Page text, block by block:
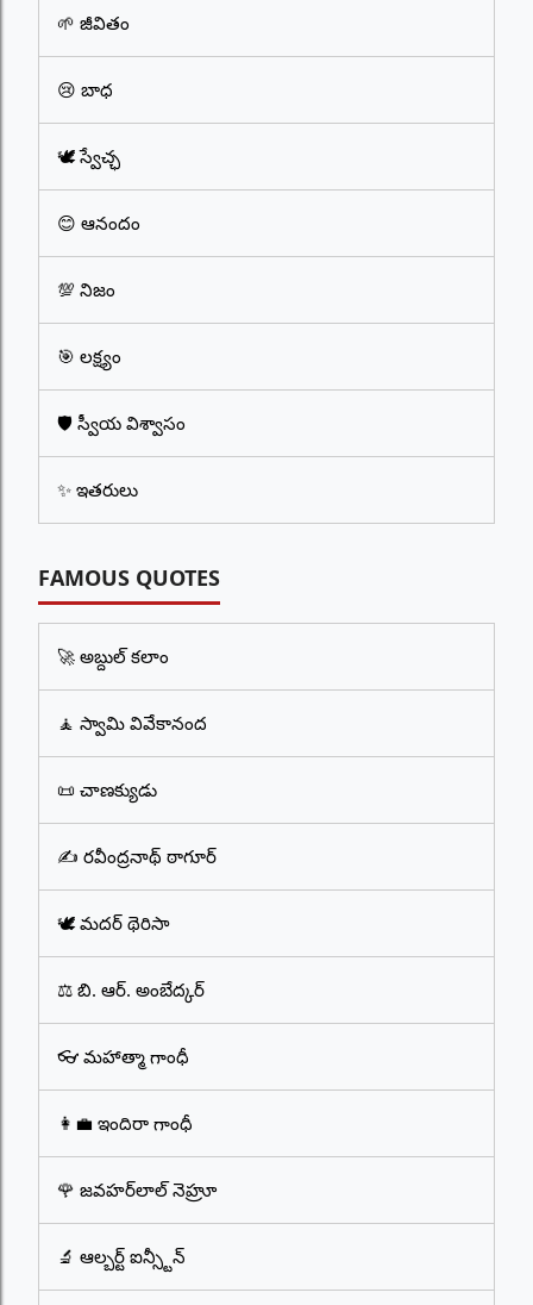
🌱 జీవితం
😢 బాధ
🕊️ స్వేచ్ఛ
😊 ఆనందం
💯 నిజం
🎯 లక్ష్యం
🛡️ స్వీయ విశ్వాసం
✨ ఇతరులు
FAMOUS QUOTES
🚀 అబ్దుల్ కలాం
🧘 స్వామి వివేకానంద
📜 చాణక్యుడు
✍️ రవీంద్రనాథ్ ఠాగూర్
🕊️ మదర్ థెరిసా
⚖️ బి. ఆర్. అంబేద్కర్
👓 మహాత్మా గాంధీ
👩‍💼 ఇందిరా గాంధీ
🌹 జవహర్‌లాల్ నెహ్రూ
🔬 ఆల్బర్ట్ ఐన్స్టీన్